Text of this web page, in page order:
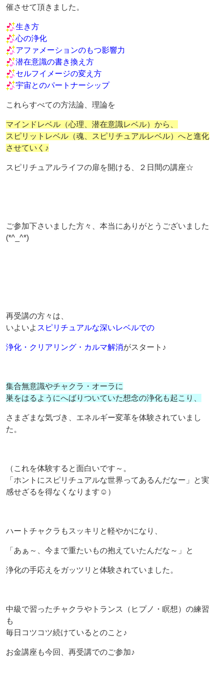
催させて頂きました。
生き方
心の浄化
アファメーションのもつ影響力
潜在意識の書き換え方
セルフイメージの変え方
宇宙とのパートナーシップ
これらすべての方法論、理論を
マインドレベル（心理、潜在意識レベル）から、
スピリットレベル（魂、スピリチュアルレベル）へと進化
させていく♪
スピリチュアルライフの扉を開ける、２日間の講座☆
ご参加下さいました方々、本当にありがとうございました
(*^_^*)
再受講の方々は、
いよいよ スピリチュアルな深いレベルでの
浄化・クリアリング・カルマ解消がスタート♪
集合無意識やチャクラ・オーラに
巣をはるようにへばりついていた想念の浄化も起こり、
さまざまな気づき、エネルギー変革を体験されていまし
た。
（これを体験すると面白いです～。
「ホントにスピリチュアルな世界ってあるんだなー」と実
感せざるを得なくなります☺）
ハートチャクラもスッキリと軽やかになり、
「あぁ～、今まで重たいもの抱えていたんだな～」と
浄化の手応えをガッツリと体験されていました。
中級で習ったチャクラやトランス（ヒプノ・瞑想）の練習
も
毎日コツコツ続けているとのこと♪
お金講座も今回、再受講でのご参加♪